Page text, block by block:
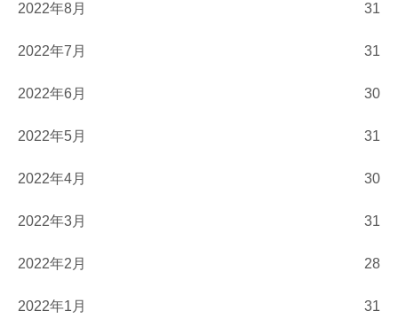
2022年8月 31
2022年7月 31
2022年6月 30
2022年5月 31
2022年4月 30
2022年3月 31
2022年2月 28
2022年1月 31